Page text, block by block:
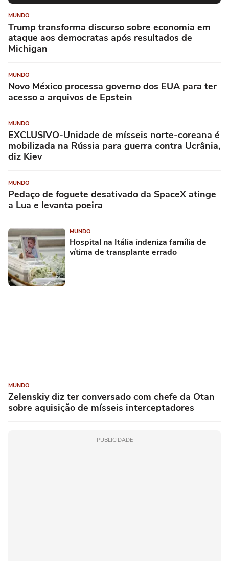
MUNDO
Trump transforma discurso sobre economia em
ataque aos democratas após resultados de
Michigan
MUNDO
Novo México processa governo dos EUA para ter
acesso a arquivos de Epstein
MUNDO
EXCLUSIVO-Unidade de mísseis norte-coreana é
mobilizada na Rússia para guerra contra Ucrânia,
diz Kiev
MUNDO
Pedaço de foguete desativado da SpaceX atinge
a Lua e levanta poeira
MUNDO
Hospital na Itália indeniza família de
vítima de transplante errado
MUNDO
Zelenskiy diz ter conversado com chefe da Otan
sobre aquisição de mísseis interceptadores
PUBLICIDADE